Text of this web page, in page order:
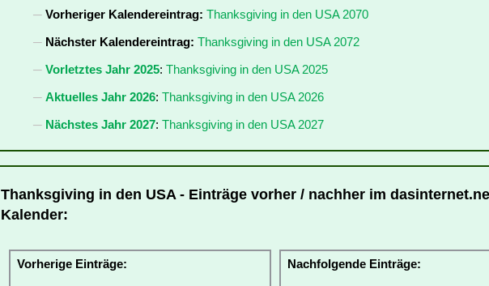
Vorheriger Kalendereintrag: Thanksgiving in den USA 2070
Nächster Kalendereintrag: Thanksgiving in den USA 2072
Vorletztes Jahr 2025: Thanksgiving in den USA 2025
Aktuelles Jahr 2026: Thanksgiving in den USA 2026
Nächstes Jahr 2027: Thanksgiving in den USA 2027
Thanksgiving in den USA - Einträge vorher / nachher im
Kalender:
Vorherige Einträge: Nachfolgende Einträge: